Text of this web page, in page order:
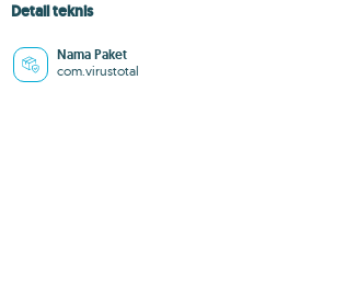
Detail teknis
Nama Paket
com.virustotal